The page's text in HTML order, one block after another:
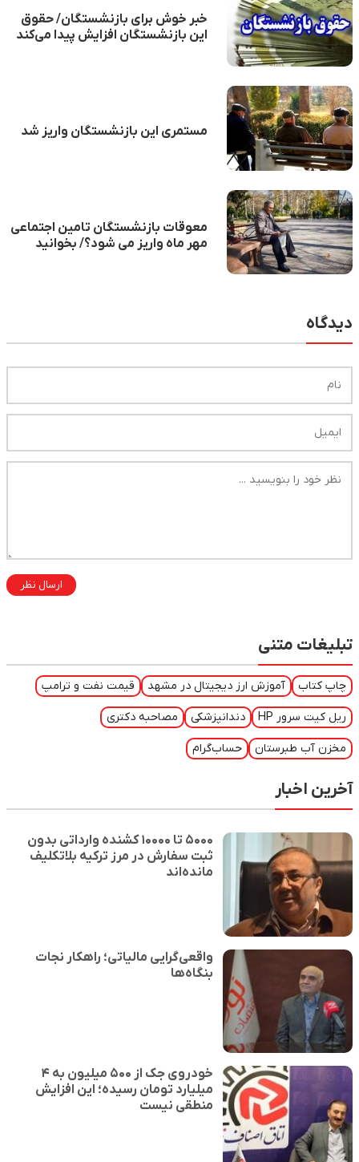
خبر خوش برای بازنشستگان/ حقوق
این بازنشستگان افزایش پیدا می‌کند
مستمری این بازنشستگان واریز شد
معوقات بازنشستگان تامین اجتماعی
مهر ماه واریز می شود؟/ بخوانید
دیدگاه
ارسال نظر
تبلیغات متنی
چاپ کتاب آموزش ارز دیجیتال در مشهد قیمت نفت و ترامپ
ریل کیت سرور HP دندانپزشکی مصاحبه دکتری
مخزن آب طبرستان حساب‌گرام
آخرین اخبار
۵۰۰۰ تا ۱۰۰۰۰ کشنده وارداتی بدون
ثبت سفارش در مرز ترکیه بلاتکلیف
مانده‌اند
واقعی‌گرایی مالیاتی؛ راهکار نجات
بنگاه‌ها
خودروی جک از ۵۰۰ میلیون به ۴
میلیارد تومان رسیده؛ این افزایش
منطقی نیست